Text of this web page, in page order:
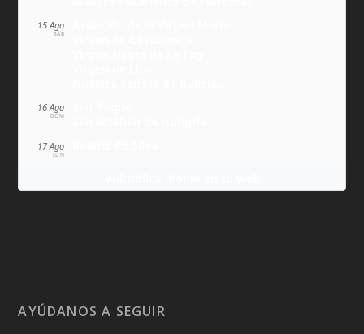
15 Ago
SÁB
16 Ago
DOM
17 Ago
LUN
·
AYÚDANOS A SEGUIR